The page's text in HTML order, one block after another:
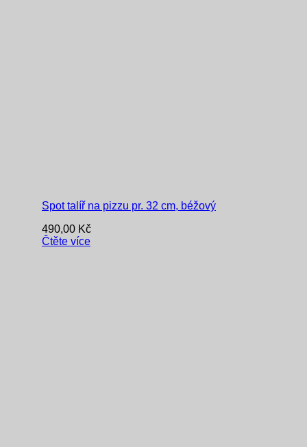
Spot talíř na pizzu pr. 32 cm, béžový
490,00 Kč
Čtěte více